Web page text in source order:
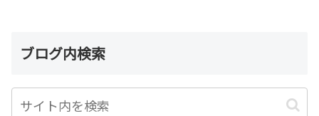
ブログ内検索